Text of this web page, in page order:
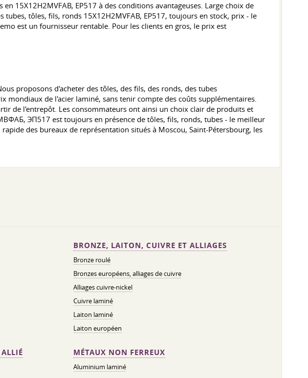
15X12H2MVFAB, EP517 à des conditions avantageuses. Large choix de
tôles, fils, ronds 15X12H2MVFAB, EP517, toujours en stock, prix - le
est un fournisseur rentable. Pour les clients en gros, le prix est
proposons d'acheter des tôles, des fils, des ronds, des tubes
de l'acier laminé, sans tenir compte des coûts supplémentaires.
de l'entrepôt. Les consommateurs ont ainsi un choix clair de produits et
ЭП517 est toujours en présence de tôles, fils, ronds, tubes - le meilleur
des bureaux de représentation situés à Moscou, Saint-Pétersbourg, les
BRONZE, LAITON, CUIVRE ET ALLIAGES
Bronze roulé
Bronzes européens, alliages de cuivre
Alliages cuivre-nickel
Cuivre laminé
Laiton laminé
Laiton européen
MÉTAUX NON FERREUX
Aluminium laminé